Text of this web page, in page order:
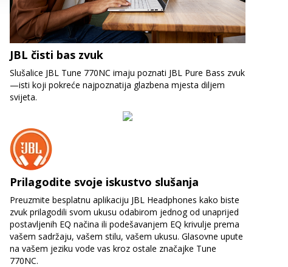
JBL čisti bas zvuk
Slušalice JBL Tune 770NC imaju poznati JBL Pure Bass zvuk
—isti koji pokreće najpoznatija glazbena mjesta diljem
svijeta.
Prilagodite svoje iskustvo slušanja
Preuzmite besplatnu aplikaciju JBL Headphones kako biste
zvuk prilagodili svom ukusu odabirom jednog od unaprijed
postavljenih EQ načina ili podešavanjem EQ krivulje prema
vašem sadržaju, vašem stilu, vašem ukusu. Glasovne upute
na vašem jeziku vode vas kroz ostale značajke Tune
770NC.